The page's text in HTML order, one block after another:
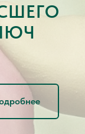
и цены